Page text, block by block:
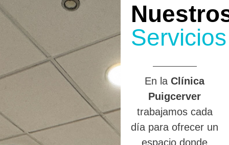
Servicios
En laClínica
Puigcerver
trabajamos cada
día para ofrecer un
espacio donde